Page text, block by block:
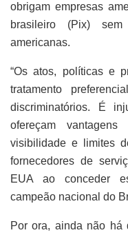
obrigam empresas
brasileiro (Pix) sem
americanas.
“Os atos, políticas e
tratamento
discriminatórios. É
ofereçam
visibilidade e limites
fornecedores de
EUA ao conceder
campeão nacional do
Por ora, ainda não há